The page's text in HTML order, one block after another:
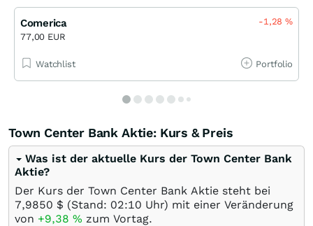
Comerica
77,00 EUR
-1,28%
Watchlist Portfolio
Town Center Bank Aktie: Kurs & Preis
Was ist der aktuelle Kurs der Town Center Bank
Aktie?
Der Kurs der Town Center Bank Aktie steht bei
7,9850 $ (Stand: 02:10 Uhr) mit einer Veränderung
von +9,38 % zum Vortag.